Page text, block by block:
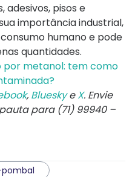
adesivos, pisos e
importância industrial,
humano e pode
quantidades.
por metanol: tem como
, BlueskyeX. Envie
para (71) 99940 –